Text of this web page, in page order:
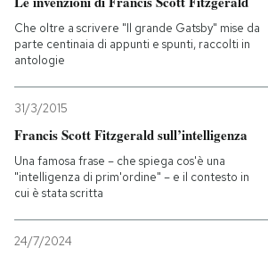
AREA PERSONALE
Che oltre a scrivere "Il grande Gatsby" mise da
parte centinaia di appunti e spunti, raccolti in
antologie
31/3/2015
Francis Scott Fitzgerald sull’intelligenza
Una famosa frase – che spiega cos'è una
"intelligenza di prim'ordine" – e il contesto in
cui è stata scritta
24/7/2024